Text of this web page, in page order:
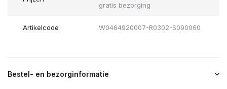
gratis bezorging
Artikelcode W0464920007-R0302-S090060
Bestel- en bezorginformatie